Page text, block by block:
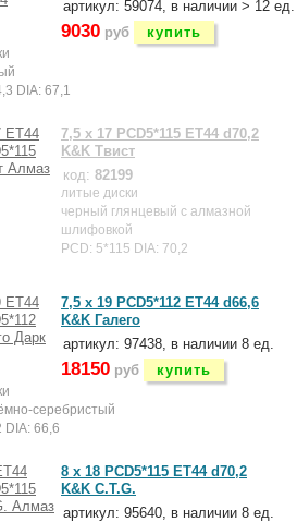
артикул: 59074, в наличии > 12 ед.
9030 руб купить
DIA: 67,1
7,5 x 17 PCD5*115 ET44 d70,2
K&K Твист
код: 82199
литые диски
черный глянцевый с алмазной
шлифовкой
PCD: 5*115 DIA: 70,2
7,5 x 19 PCD5*112 ET44 d66,6
K&K Галего
артикул: 97438, в наличии 8 ед.
18150 руб купить
серебристый
DIA: 66,6
8 x 18 PCD5*115 ET44 d70,2
K&K C.T.G.
артикул: 95640, в наличии 8 ед.